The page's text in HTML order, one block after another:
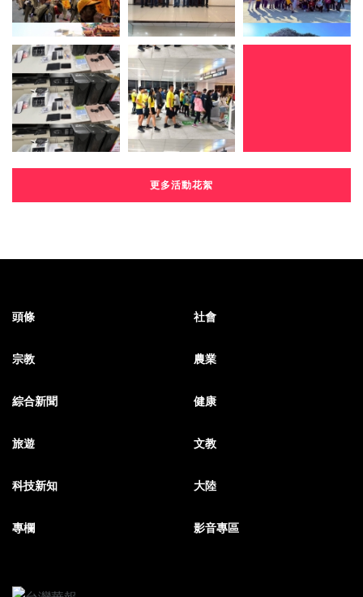
更多活動花絮
頭條 社會
宗教 農業
綜合新聞 健康
旅遊 文教
科技新知 大陸
專欄 影音專區